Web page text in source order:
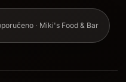
· Miki's Food & Bar